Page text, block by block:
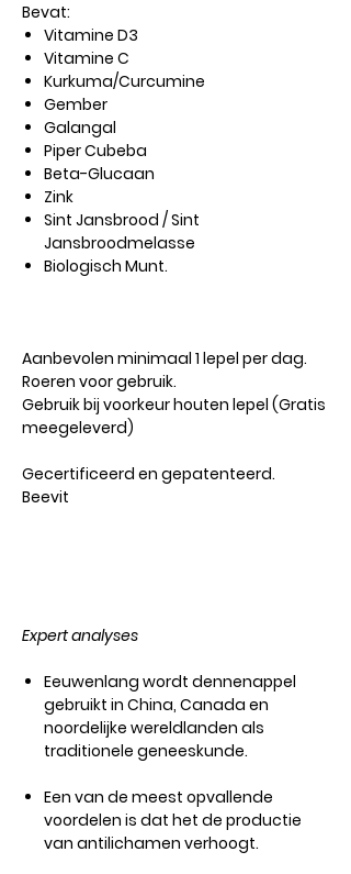
Bevat:
Vitamine D3
Vitamine C
Kurkuma/Curcumine
Gember
Galangal
Piper Cubeba
Beta-Glucaan
Zink
Sint Jansbrood / Sint
Jansbroodmelasse
Biologisch Munt.
Aanbevolen minimaal 1 lepel per dag.
Roeren voor gebruik.
Gebruik bij voorkeur houten lepel (Gratis
meegeleverd)
Gecertificeerd en gepatenteerd.
Beevit
Expert analyses
Eeuwenlang wordt dennenappel
gebruikt in China, Canada en
noordelijke wereldlanden als
traditionele geneeskunde.
Een van de meest opvallende
voordelen is dat het de productie
van antilichamen verhoogt.